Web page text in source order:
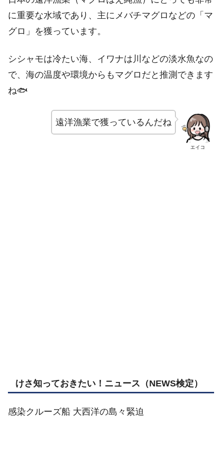
に重要な水域であり、主にメバチマグロなどの「マ
グロ」を獲っています。
シシャモは冷たい海、イワナは川などの淡水魚なの
で、海の温度や環境からもマグロだと推測できます
ね🐟
エイコ
遠洋漁業で獲っているんだね
けさ知っておきたい！ニュース （NEWS検定）
感染クルーズ船 大西洋の島々緊迫